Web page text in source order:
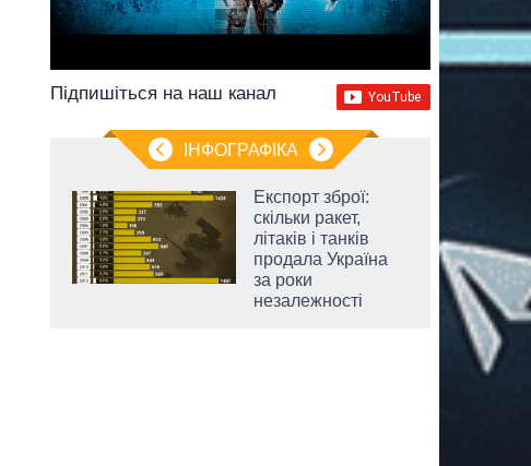
Підпишіться на наш канал
ІНФОГРАФІКА
Експорт зброї:
скільки ракет,
літаків і танків
продала Україна
за роки
незалежності